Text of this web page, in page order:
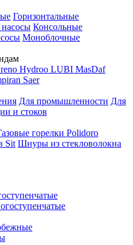
Горизонтальные
Консольные
Моноблочные
Hydroo LUBI MasDaf
Saer
Для промышленности Для
и стоков
горелки Polidoro
Sit Шнуры из стекловолокна